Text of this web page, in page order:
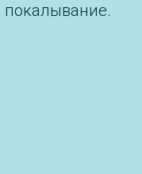
покалывание.